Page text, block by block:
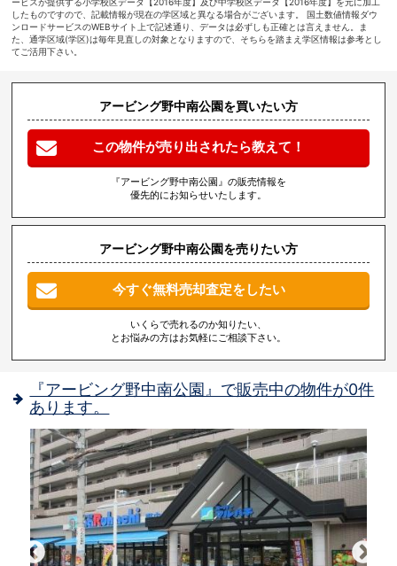
したものですので、記載情報が現在の学区域と異なる場合がございます。 国土数値情報ダウ
ンロードサービスのWEBサイト上で記述通り、データは必ずしも正確とは言えません。ま
た、通学区域(学区)は毎年見直しの対象となりますので、そちらを踏まえ学区情報は参考とし
てご活用下さい。
アービング野中南公園を買いたい方
この物件が売り出されたら教えて！
『アービング野中南公園』の販売情報を
優先的にお知らせいたします。
アービング野中南公園を売りたい方
今すぐ無料売却査定をしたい
いくらで売れるのか知りたい、
とお悩みの方はお気軽にご相談下さい。
『アービング野中南公園』で販売中の物件が0件
あります。